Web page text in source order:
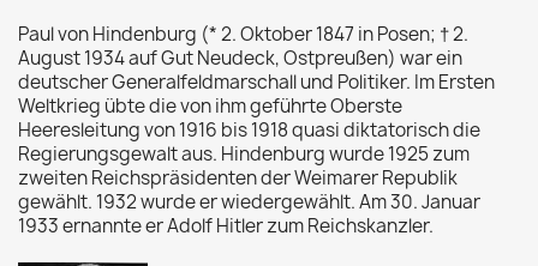
Paul von Hindenburg (* 2. Oktober 1847 in Posen; † 2.
August 1934 auf Gut Neudeck, Ostpreußen) war ein
deutscher Generalfeldmarschall und Politiker. Im Ersten
Weltkrieg übte die von ihm geführte Oberste
Heeresleitung von 1916 bis 1918 quasi diktatorisch die
Regierungsgewalt aus. Hindenburg wurde 1925 zum
zweiten Reichspräsidenten der Weimarer Republik
gewählt. 1932 wurde er wiedergewählt. Am 30. Januar
1933 ernannte er Adolf Hitler zum Reichskanzler.